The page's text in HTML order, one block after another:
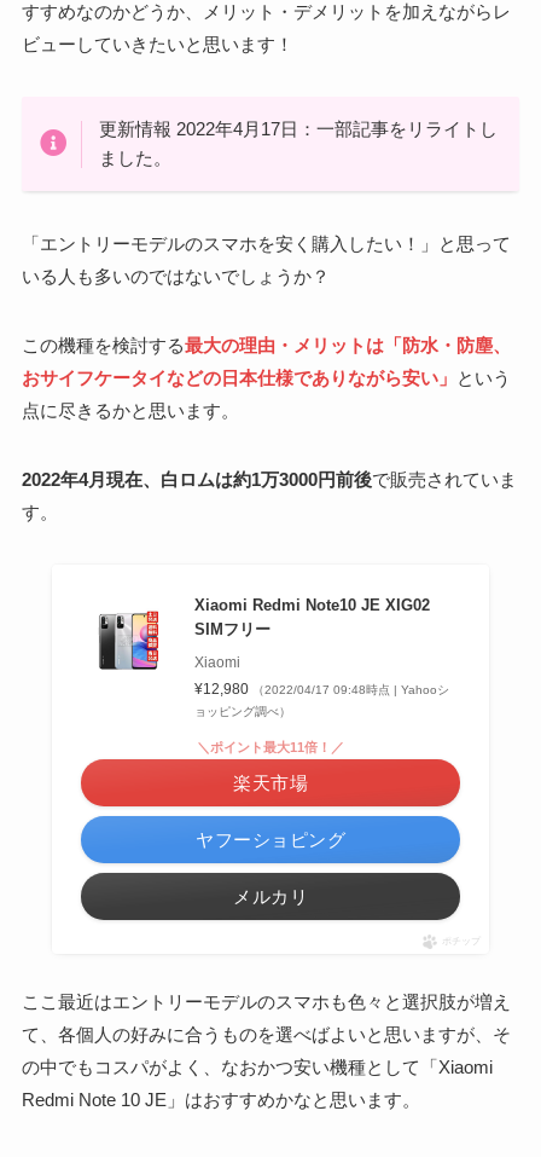
すすめなのかどうか、メリット・デメリットを加えながらレ
ビューしていきたいと思います！
更新情報 2022年4月17日：一部記事をリライトし
ました。
「エントリーモデルのスマホを安く購入したい！」と思って
いる人も多いのではないでしょうか？
この機種を検討する最大の理由・メリットは「防水・防塵、
おサイフケータイなどの日本仕様でありながら安い」 という
点に尽きるかと思います。
2022年4月現在、白ロムは約1万3000円前後で販売されていま
す。
Xiaomi Redmi Note10 JE XIG02
SIMフリー
Xiaomi
¥12,980
（2022/04/17 09:48時点 | Yahooシ
ョッピング調べ）
＼ポイント最大11倍！／
楽天市場
ヤフーショピング
メルカリ
ポチップ
ここ最近はエントリーモデルのスマホも色々と選択肢が増え
て、各個人の好みに合うものを選べばよいと思いますが、そ
の中でもコスパがよく、なおかつ安い機種として「Xiaomi
Redmi Note 10 JE」はおすすめかなと思います。